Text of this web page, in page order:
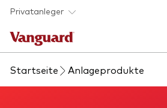
Skip to main content
Privatanleger
Indexfonds & ETFs
Startseite Anlageprodukte